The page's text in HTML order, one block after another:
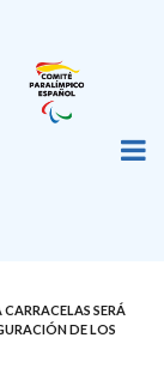
SERÁ
DE LOS